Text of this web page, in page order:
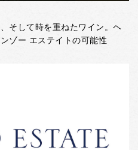
そして時を重ねたワイン。ヘ
ゾー エステイトの可能性